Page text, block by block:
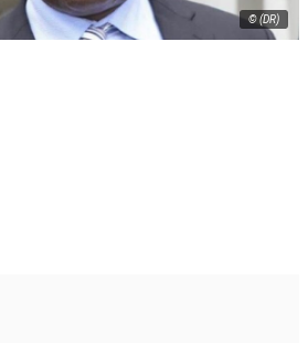
© (DR)